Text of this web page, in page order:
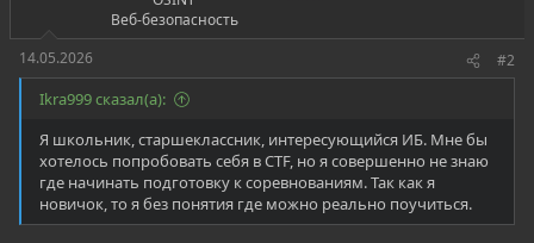
Веб-безопасность
14.05.2026 #2
Ikra999 сказал(а):
Я школьник, старшеклассник, интересующийся ИБ. Мне бы
хотелось попробовать себя в CTF, но я совершенно не знаю
где начинать подготовку к соревнованиям. Так как я
новичок, то я без понятия где можно реально поучиться.